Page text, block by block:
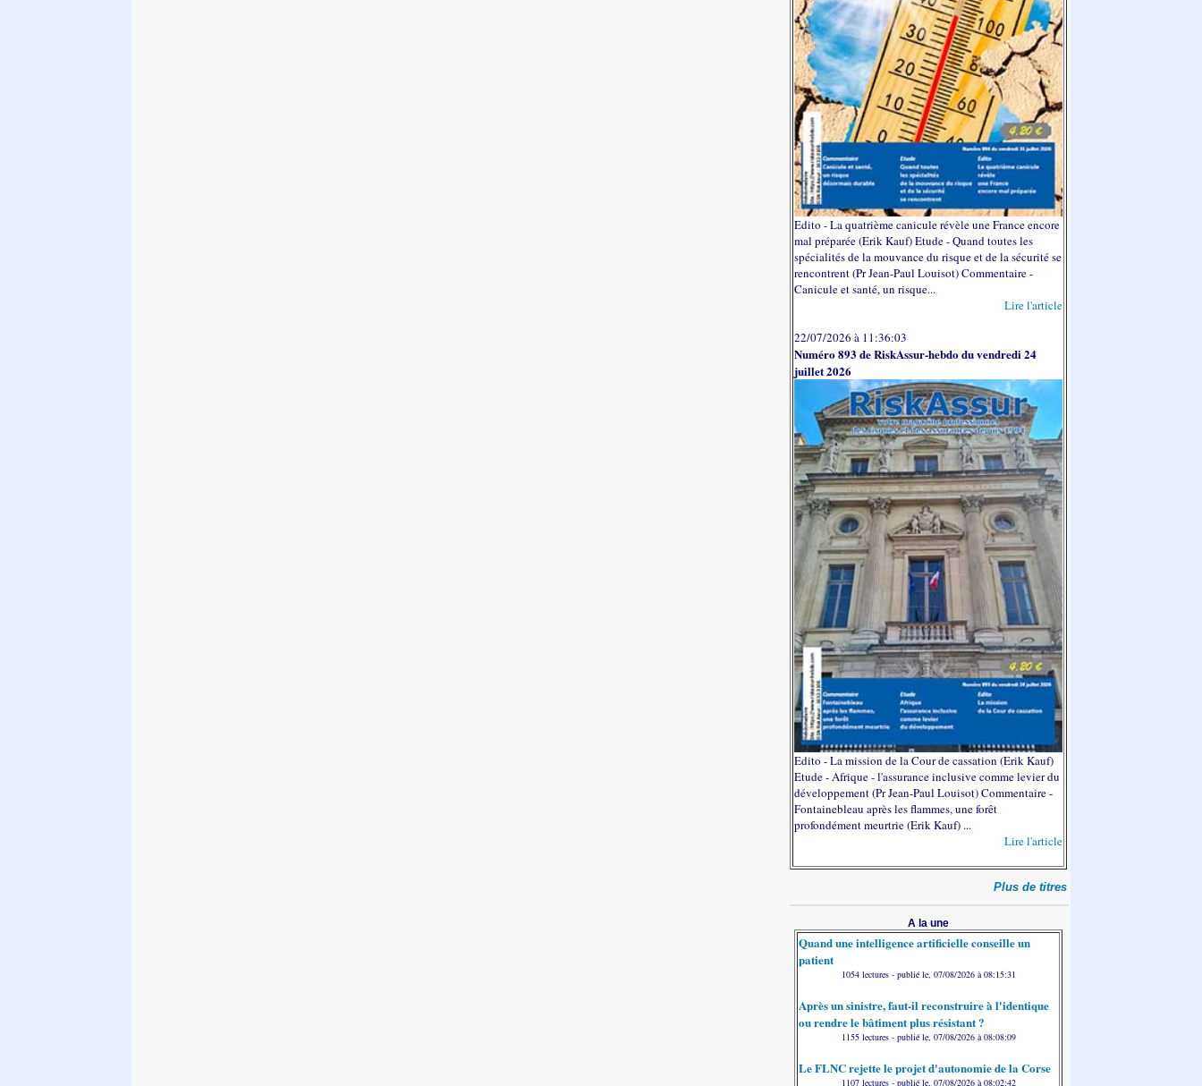
Edito - La quatrième canicule révèle une France encore
mal préparée (Erik Kauf) Etude - Quand toutes les
spécialités de la mouvance du risque et de la sécurité se
rencontrent (Pr Jean-Paul Louisot) Commentaire -
Canicule et santé, un risque...
Lire l'article
22/07/2026 à 11:36:03
Numéro 893 de RiskAssur-hebdo du vendredi 24
juillet 2026
Edito - La mission de la Cour de cassation (Erik Kauf)
Etude - Afrique - l'assurance inclusive comme levier du
développement (Pr Jean-Paul Louisot) Commentaire -
Fontainebleau après les flammes, une forêt
profondément meurtrie (Erik Kauf) ...
Lire l'article
Plus de titres
A la une
Quand une intelligence artificielle conseille un
patient
1054 lectures - publié le, 07/08/2026 à 08:15:31
Après un sinistre, faut-il reconstruire à l'identique
ou rendre le bâtiment plus résistant ?
1155 lectures - publié le, 07/08/2026 à 08:08:09
Le FLNC rejette le projet d'autonomie de la Corse
1107 lectures - publié le, 07/08/2026 à 08:02:42